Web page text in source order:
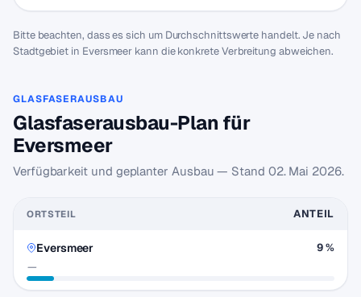
Bitte beachten, dass es sich um Durchschnittswerte handelt. Je nach
Stadtgebiet in Eversmeer kann die konkrete Verbreitung abweichen.
GLASFASERAUSBAU
Glasfaserausbau-Plan für
Eversmeer
Verfügbarkeit und geplanter Ausbau — Stand 02. Mai 2026.
ORTSTEIL ANTEIL
Eversmeer
—
9 %